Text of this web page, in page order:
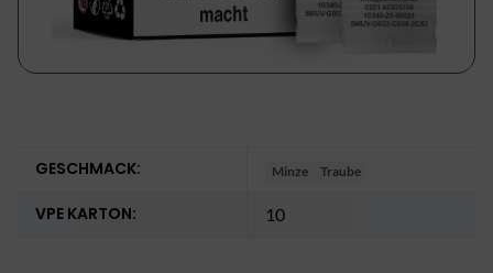
GESCHMACK: Minze Traube
VPE KARTON: 10